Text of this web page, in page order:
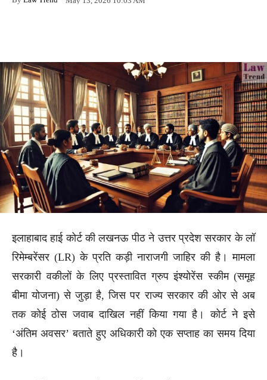
इलाहाबाद हाई कोर्ट की लखनऊ पीठ ने उत्तर प्रदेश सरकार के लॉ
रिमेम्बरेंसर (LR) के प्रति कड़ी नाराजगी जाहिर की है। मामला
सरकारी वकीलों के लिए प्रस्तावित ग्रुप इंश्योरेंस स्कीम (समूह
बीमा योजना) से जुड़ा है, जिस पर राज्य सरकार की ओर से अब
तक कोई ठोस जवाब दाखिल नहीं किया गया है। कोर्ट ने इसे
‘अंतिम अवसर’ बताते हुए अधिकारी को एक सप्ताह का समय दिया
है।